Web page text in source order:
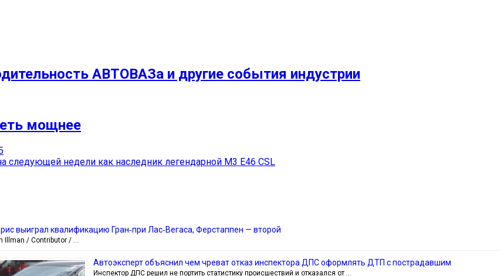
АВТОВАЗа и другие события индустрии
мощнее
следующей недели как наследник легендарной M3 E46 CSL
выиграл квалификацию Гран‑при Лас‑Вегаса, Ферстаппен — второй
Illman / Contributor / …
Автоэксперт объяснил чем чреват отказ инспектора ДПС оформлять ДТП с пострадавшим
Инспектор ДПС решил не портить статистику происшествий и отказался от …